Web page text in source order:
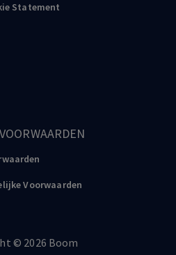
Statement
Voorwaarden
©️ 2026 Boom